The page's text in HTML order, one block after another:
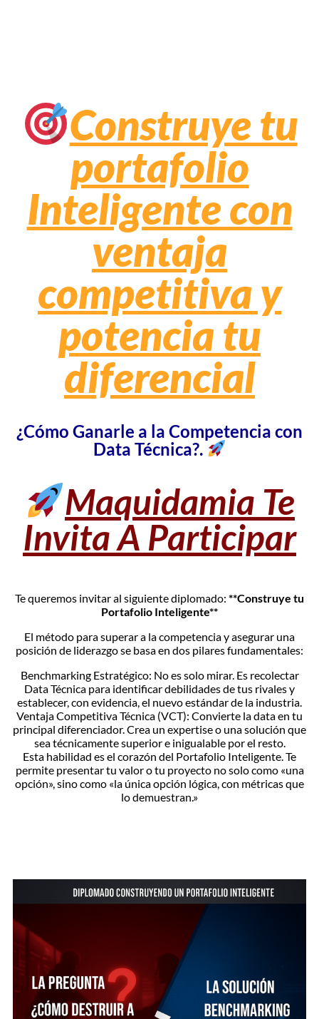
Construye tu
portafolio
Inteligente con
ventaja
competitiva y
potencia tu
diferencial
¿Cómo Ganarle a la Competencia con
Data Técnica?.
Maquidamia Te
Invita A Participar
Te queremos invitar al siguiente diplomado: **Construye tu
Portafolio Inteligente**
El método para superar a la competencia y asegurar una
posición de liderazgo se basa en dos pilares fundamentales:
​Benchmarking Estratégico: No es solo mirar. Es recolectar
Data Técnica para identificar debilidades de tus rivales y
establecer, con evidencia, el nuevo estándar de la industria.
​Ventaja Competitiva Técnica (VCT): Convierte la data en tu
principal diferenciador. Crea un expertise o una solución que
sea técnicamente superior e inigualable por el resto.
​Esta habilidad es el corazón del Portafolio Inteligente. Te
permite presentar tu valor o tu proyecto no solo como «una
opción», sino como «la única opción lógica, con métricas que
lo demuestran.»